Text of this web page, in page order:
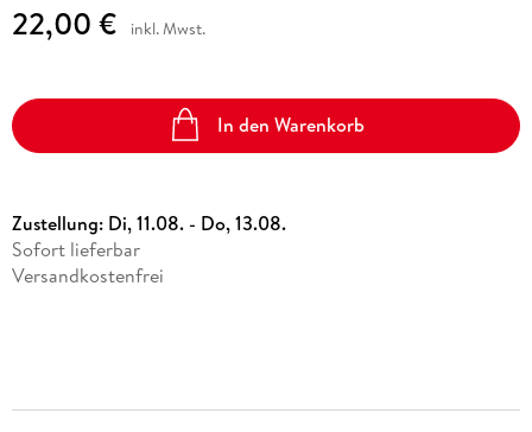
22,00 € inkl. Mwst.
In den Warenkorb
Zustellung: Di, 11.08. - Do, 13.08.
Sofort lieferbar
Versandkostenfrei